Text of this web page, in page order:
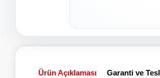
Ürün Açıklaması Garanti ve